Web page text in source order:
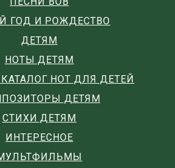
ГОД И РОЖДЕСТВО
ДЕТЯМ
НОТЫ ДЕТЯМ
НОТ ДЛЯ ДЕТЕЙ
ДЕТЯМ
СТИХИ ДЕТЯМ
ИНТЕРЕСНОЕ